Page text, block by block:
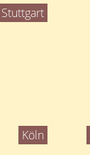
Stuttgart
Köln